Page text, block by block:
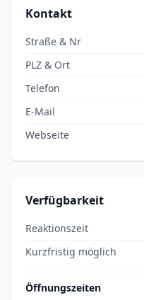
Kontakt
Straße & Nr
PLZ & Ort
Telefon
E-Mail
Webseite
Verfügbarkeit
Reaktionszeit
Kurzfristig möglich
Öffnungszeiten